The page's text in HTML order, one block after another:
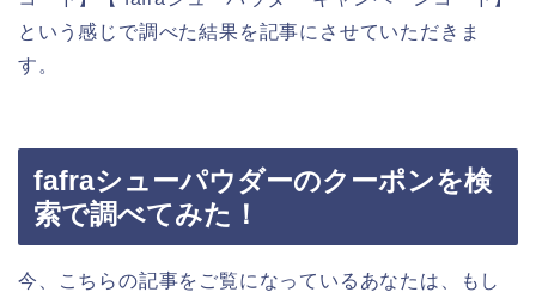
という感じで調べた結果を記事にさせていただきま
す。
fafraシューパウダーのクーポンを検
索で調べてみた！
今、こちらの記事をご覧になっているあなたは、もし